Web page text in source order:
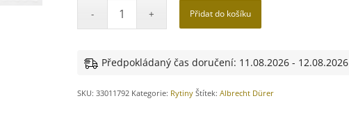
Přidat do košíku
Předpokládaný čas doručení: 11.08.2026 - 12.08.2026
SKU: 33011792 Kategorie: Rytiny Štítek:Albrecht Dürer